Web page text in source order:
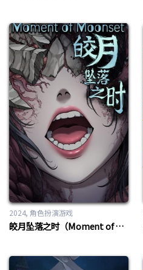
2024 角色扮演游戏
皎月坠落之时（Moment of Moonset）